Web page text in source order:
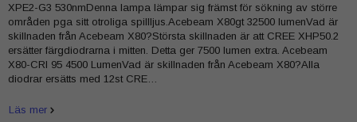
XPE2-G3 530nmDenna lampa lämpar sig främst för sökning av större
områden pga sitt otroliga spillljus.Acebeam X80gt 32500 lumenVad är
skillnaden från Acebeam X80?Största skillnaden är att CREE XHP50.2
ersätter färgdiodrarna i mitten. Detta ger 7500 lumen extra. Acebeam
X80-CRI 95 4500 LumenVad är skillnaden från Acebeam X80?Alla
diodrar ersätts med 12st CRE…
Läs mer